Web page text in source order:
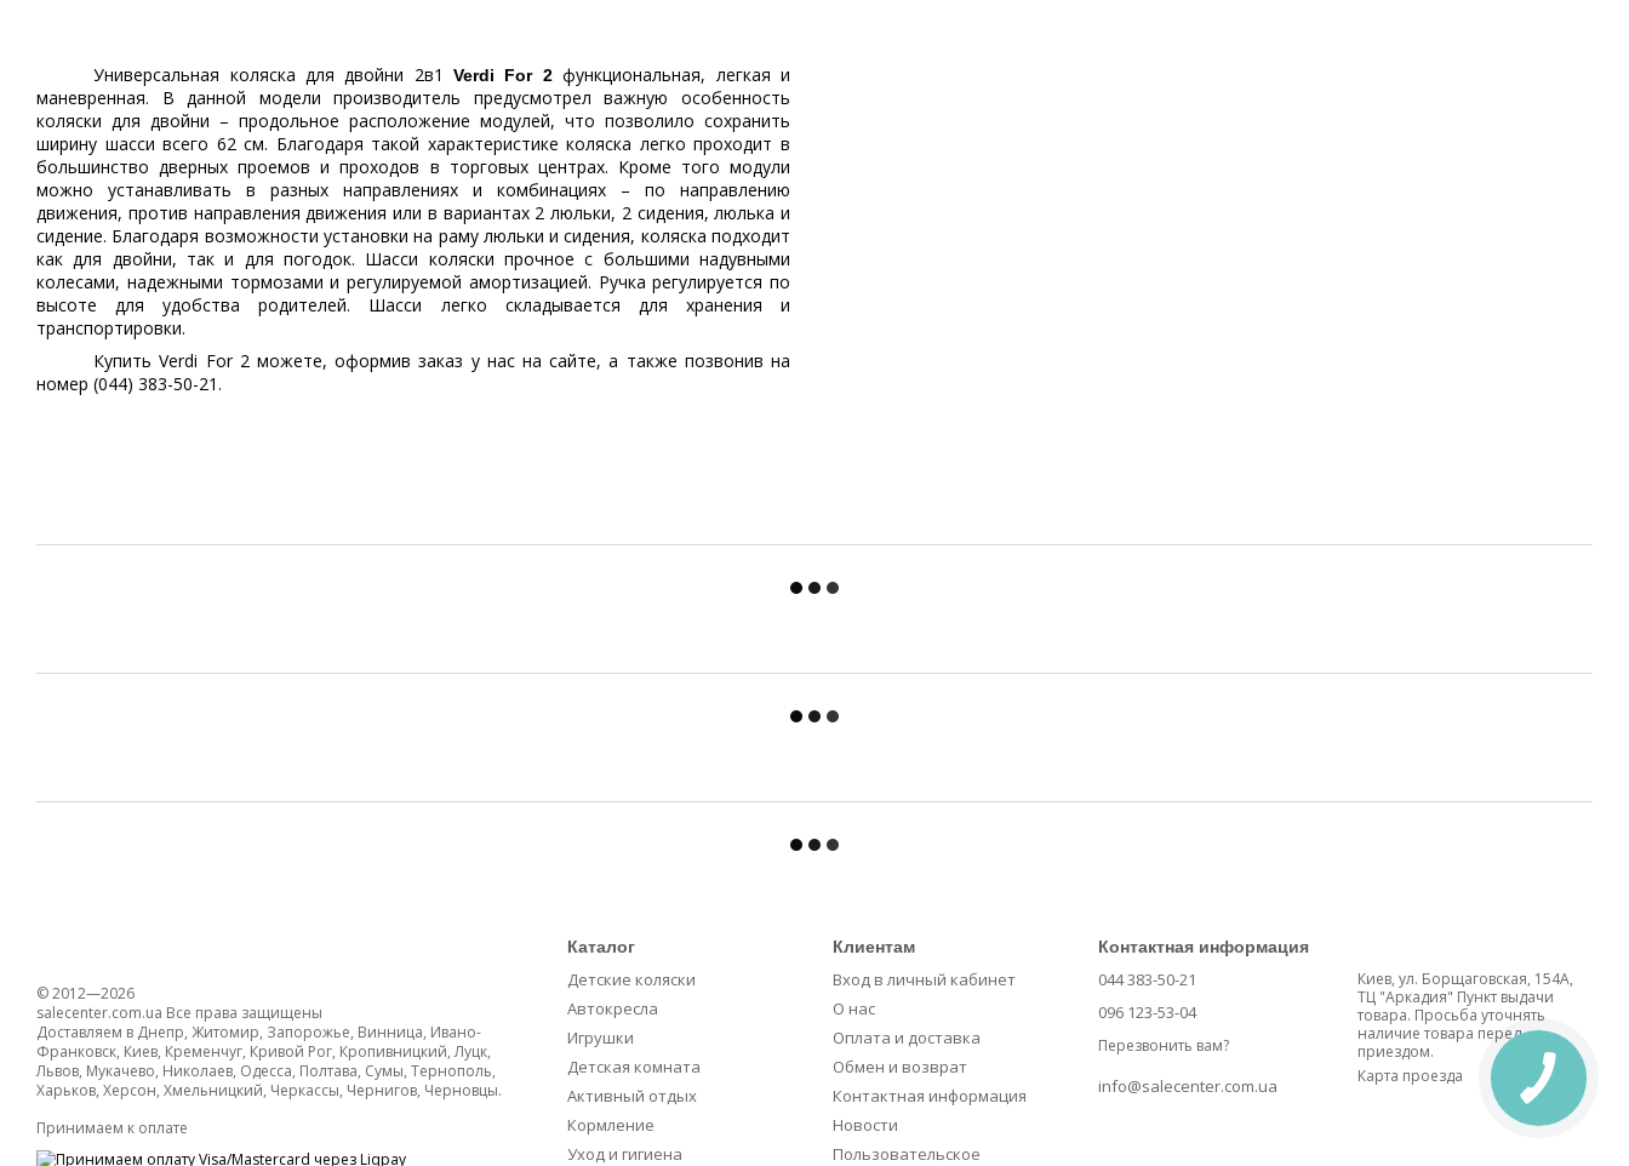
Универсальная коляска для двойни 2в1 Verdi For 2функциональная, легкая и
маневренная. В данной модели производитель предусмотрел важную особенность
коляски для двойни – продольное расположение модулей, что позволило сохранить
ширину шасси всего 62 см. Благодаря такой характеристике коляска легко проходит в
большинство дверных проемов и проходов в торговых центрах. Кроме того модули
можно устанавливать в разных направлениях и комбинациях – по направлению
движения, против направления движения или в вариантах 2 люльки, 2 сидения, люлька и
сидение. Благодаря возможности установки на раму люльки и сидения, коляска подходит
как для двойни, так и для погодок. Шасси коляски прочное с большими надувными
колесами, надежными тормозами и регулируемой амортизацией. Ручка регулируется по
высоте для удобства родителей. Шасси легко складывается для хранения и
транспортировки.
Купить Verdi For 2 можете, оформив заказ у нас на сайте, а также позвонив на
номер (044) 383-50-21.
© 2012—2026
salecenter.com.ua Все права защищены
Доставляем в Днепр, Житомир, Запорожье, Винница, Ивано-
Франковск, Киев, Кременчуг, Кривой Рог, Кропивницкий, Луцк,
Львов, Мукачево, Николаев, Одесса, Полтава, Сумы, Тернополь,
Харьков, Херсон, Хмельницкий, Черкассы, Чернигов, Черновцы.
Принимаем к оплате
Каталог
Детские коляски
Автокресла
Игрушки
Детская комната
Активный отдых
Кормление
Уход и гигиена
Клиентам
Вход в личный кабинет
О нас
Оплата и доставка
Обмен и возврат
Контактная информация
Новости
Пользовательское
Контактная информация
044 383-50-21
096 123-53-04
Перезвонить вам?
info@salecenter.com.ua
Киев, ул. Борщаговская, 154А,
ТЦ "Аркадия" Пункт выдачи
товара. Просьба уточнять
наличие товара перед
приездом.
Карта проезда